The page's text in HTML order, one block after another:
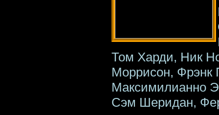
Том Харди, Ник
Моррисон, Фрэнк
Максимилианно
Сэм Шеридан,